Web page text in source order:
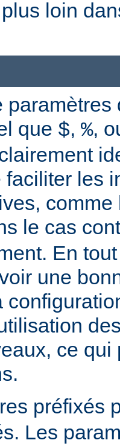
loin
que $, %,
faciliter les
le cas
En
une
ce
préfixés
Les